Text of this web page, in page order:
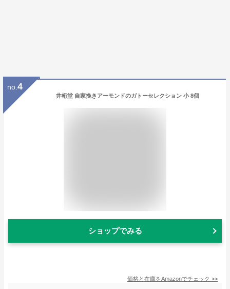
no. 4
井桁堂 自家挽きアーモンドのガトーセレクション 小 8個
ショップでみる
価格と在庫をAmazonでチェック >>